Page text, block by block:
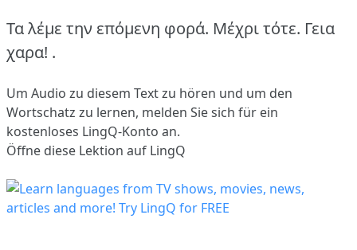
Τα λέμε την επόμενη φορά. Μέχρι τότε. Γεια
χαρα! .
Um Audio zu diesem Text zu hören und um den
Wortschatz zu lernen, melden Sie sich für ein
kostenloses LingQ-Konto an.
Öffne diese Lektion auf LingQ